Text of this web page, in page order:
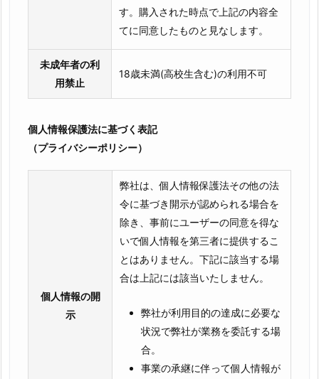
す。購入された時点で上記の内容全
てに同意したものと見なします。
未成年者の利
用禁止
18歳未満(高校生含む)の利用不可
個人情報保護法に基づく表記
（プライバシーポリシー）
個人情報の開
示
弊社は、個人情報保護法その他の法
令に基づき開示が認められる場合を
除き、事前にユーザーの同意を得な
いで個人情報を第三者に提供するこ
とはありません。下記に該当する場
合は上記には該当いたしません。
弊社が利用目的の達成に必要な
状況で弊社が業務を委託する場
合。
事業の承継に伴って個人情報が